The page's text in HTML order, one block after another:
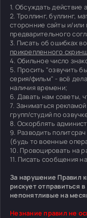
1. Обсуждать действие
2. Троллинг, буллинг,
сторонние сайты и/или
предварительного
3. Писать об ошибках
прикрепленного
4. Обильное число
5. Просить "озвучить
серия/фильм" - всё
наличия времени;
6. Давать нам советы,
7. Заниматься
групп/студий по
8. Оскорблять
9. Разводить
(будь то военные
10. Провоцировать на
11. Писать сообщения
За нарушение Правил
рискует отправиться
непонятливые на
Незнание правил не